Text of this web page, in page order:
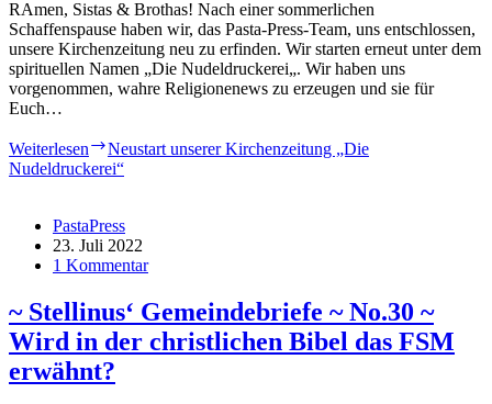
RAmen, Sistas & Brothas! Nach einer sommerlichen
Schaffenspause haben wir, das Pasta-Press-Team, uns entschlossen,
unsere Kirchenzeitung neu zu erfinden. Wir starten erneut unter dem
spirituellen Namen „Die Nudeldruckerei„. Wir haben uns
vorgenommen, wahre Religionenews zu erzeugen und sie für
Euch…
Weiterlesen
Neustart unserer Kirchenzeitung „Die
Nudeldruckerei“
PastaPress
23. Juli 2022
1 Kommentar
~ Stellinus‘ Gemeindebriefe ~ No.30 ~
Wird in der christlichen Bibel das FSM
erwähnt?